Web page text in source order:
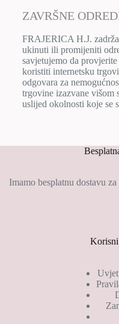
ZAVRŠNE
FRAJERICA H.J.
ukinuti ili promijeniti
savjetujemo da
koristiti internetsku
odgovara za
trgovine izazvane višom
uslijed okolnosti koje se
Imamo besplatnu dostavu